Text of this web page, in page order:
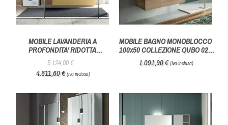
MOBILE LAVANDERIA A
PROFONDITA' RIDOTTA
COMPOSIZIONE WASH 09 -
AZZURRA BAGNI
5.124,00 €
4.611,60 €(iva inclusa)
MOBILE BAGNO MONOBLOCCO
100x50 COLLEZIONE QUBO 02 -
HAFRO GEROMIN
1.091,90 €(iva inclusa)